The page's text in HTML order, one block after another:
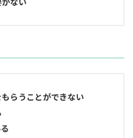
らうことができない